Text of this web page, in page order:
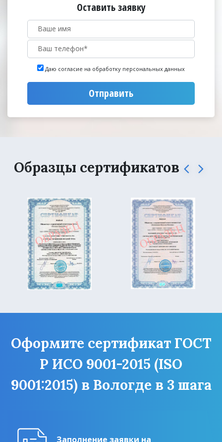
Оставить заявку
Даю согласие на обработку персональных данных
Отправить
Образцы сертификатов
Оформите сертификат ГОСТ
Р ИСО 9001-2015 (ISO
9001:2015) в Вологде в 3 шага
Заполнение заявки на